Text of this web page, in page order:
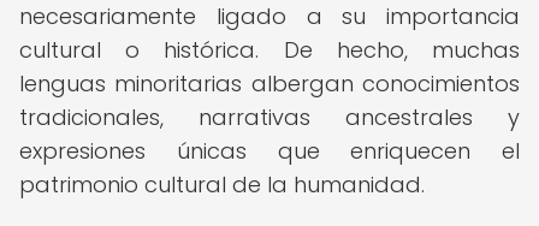
necesariamente ligado a su importancia
cultural o histórica. De hecho, muchas
lenguas minoritarias albergan conocimientos
tradicionales, narrativas ancestrales y
expresiones únicas que enriquecen el
patrimonio cultural de la humanidad.